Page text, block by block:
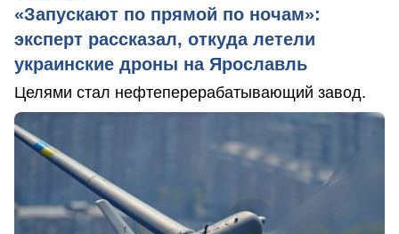
«Запускают по прямой по ночам»:
эксперт рассказал, откуда летели
украинские дроны на Ярославль
Целями стал нефтеперерабатывающий завод.